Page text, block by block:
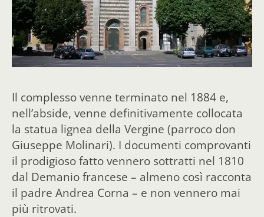
Il complesso venne terminato nel 1884 e,
nell’abside, venne definitivamente collocata
la statua lignea della Vergine (parroco don
Giuseppe Molinari). I documenti comprovanti
il prodigioso fatto vennero sottratti nel 1810
dal Demanio francese – almeno così racconta
il padre Andrea Corna – e non vennero mai
più ritrovati.